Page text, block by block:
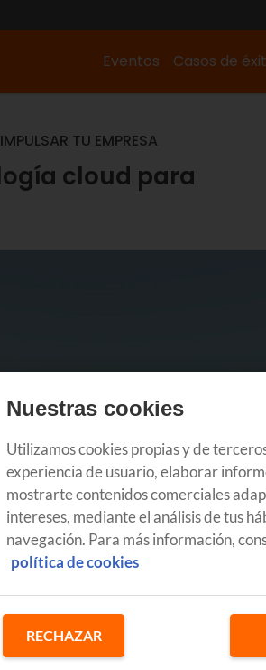
Eventos Casos de
TU EMPRESA
cloud para
Nuestras cookies
Utilizamos cookies propias y de
experiencia de usuario, elaborar
mostrarte contenidos comerciales
intereses, mediante el análisis de tus
navegación. Para más información,
política de cookies
RECHAZAR